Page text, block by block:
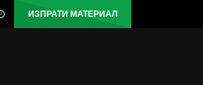
ИЗПРАТИ МАТЕРИАЛ